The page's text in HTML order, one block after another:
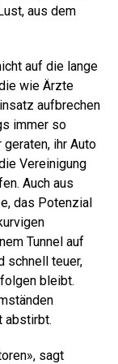
aus dem
auf die lange
wie Ärzte
aufbrechen
immer so
ihr Auto
Vereinigung
Auch aus
das Potenzial
Tunnel auf
schnell teuer,
bleibt.
abstirbt.
sagt